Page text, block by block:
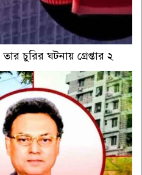
চুরির ঘটনায় গ্রেপ্তার ২